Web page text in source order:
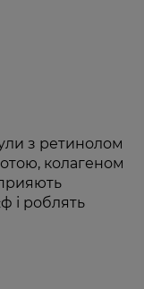
з ретинолом
колагеном
і роблять